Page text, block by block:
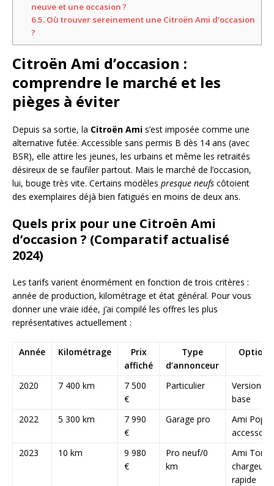
neuve et une occasion ?
6.5.Où trouver sereinement une Citroën Ami d’occasion
?
Citroën Ami d’occasion :
comprendre le marché et les
pièges à éviter
Depuis sa sortie, la Citroën Ami s’est imposée comme une
alternative futée. Accessible sans permis B dès 14 ans (avec
BSR), elle attire les jeunes, les urbains et même les retraités
désireux de se faufiler partout. Mais le marché de l’occasion,
lui, bouge très vite. Certains modèles presque neufs côtoient
des exemplaires déjà bien fatigués en moins de deux ans.
Quels prix pour une Citroën Ami
d’occasion ? (Comparatif actualisé
2024)
Les tarifs varient énormément en fonction de trois critères :
année de production, kilométrage et état général. Pour vous
donner une vraie idée, j’ai compilé les offres les plus
représentatives actuellement :
Année Kilométrage
Prix
affiché
Type
d’annonceur
Options
2020 7 400 km
7 500
€
Particulier
Version de
base
2022
5 300 km
7 990
€
Garage pro
Ami Pop +
2023
10 km
9 980
€
Pro neuf/0
km
Ami Tonic,
chargeur
rapide